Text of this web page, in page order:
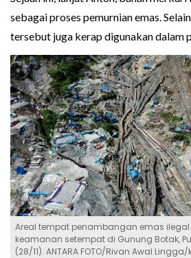
sebagai proses pemurnian emas.
tersebut juga kerap digunakan dalam
Areal tempat penambangan emas
keamanan setempat di Gunung Botak,
(28/11). ANTARA FOTO/Rivan Awal Lingga/